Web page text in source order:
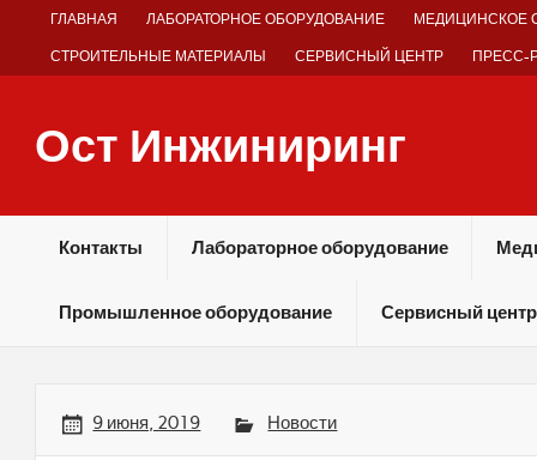
ГЛАВНАЯ ЛАБОРАТОРНОЕ ОБОРУДОВАНИЕ МЕДИЦИНСКОЕ
СТРОИТЕЛЬНЫЕ МАТЕРИАЛЫ СЕРВИСНЫЙ ЦЕНТР ПРЕСС-
Ост Инжиниринг
Контакты Лабораторное оборудование
Промышленное оборудование Сервисный центр
9 июня, 2019 Новости